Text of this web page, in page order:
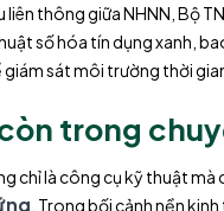
thông giữa NHNN, Bộ
số hóa tín dụng xanh,
sát môi trường thời
trong
chỉ là công cụ kỹ thuật
. Trong bối cảnh nền